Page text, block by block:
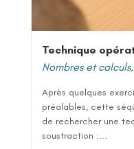
Technique
Nombres et calculs,
Après quelques
préalables, cette
de rechercher une
soustraction :...